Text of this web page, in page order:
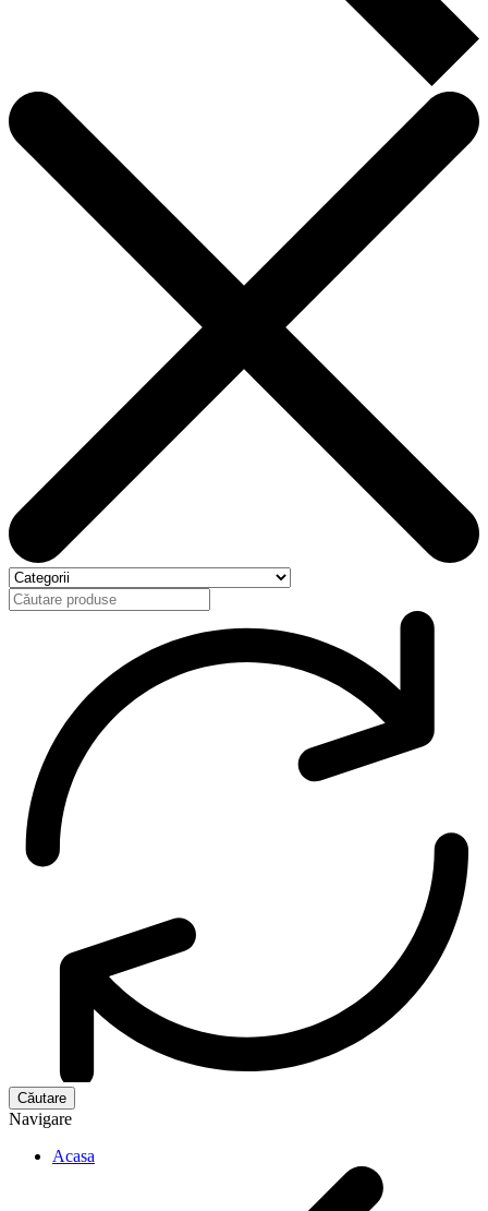
Navigare
Acasa